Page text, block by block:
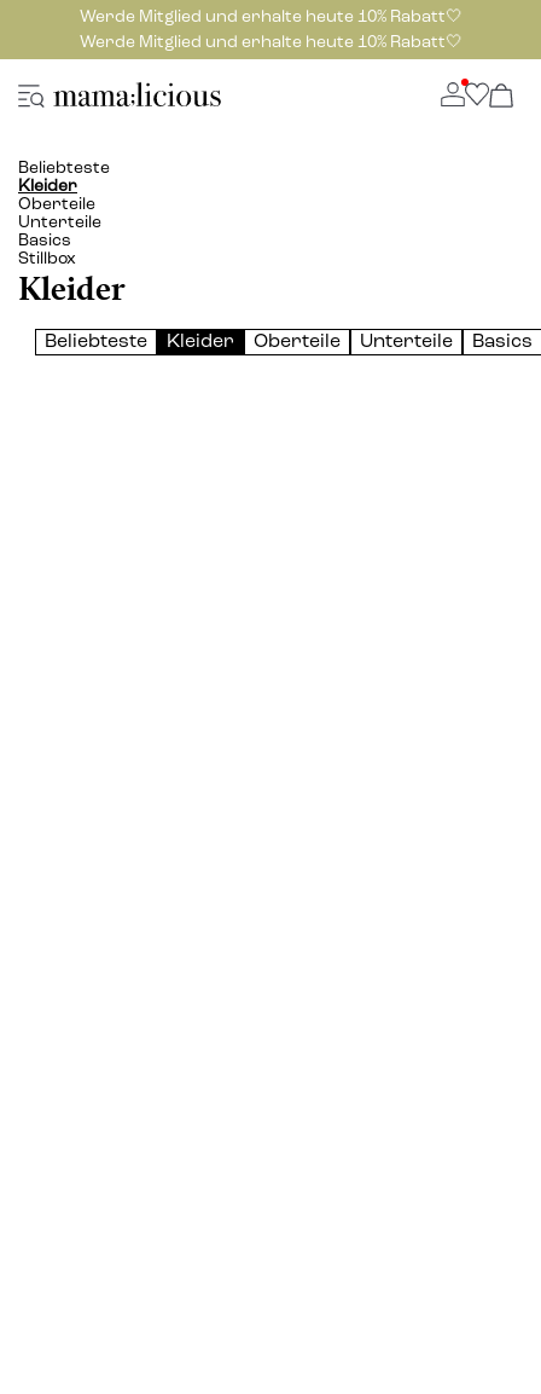
Werde Mitglied und erhalte heute 10% Rabatt🤍
Werde Mitglied und erhalte heute 10% Rabatt🤍
Beliebteste
Kleider
Oberteile
Unterteile
Basics
Stillbox
Kleider
Beliebteste Kleider Oberteile Unterteile Basics